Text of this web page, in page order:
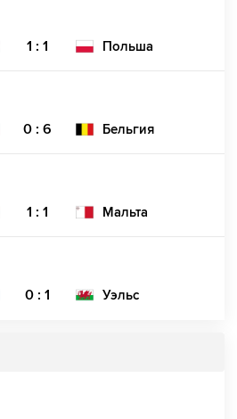
1 : 1 Польша
0 : 6 Бельгия
1 : 1 Мальта
0 : 1 Уэльс